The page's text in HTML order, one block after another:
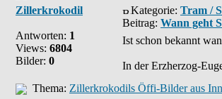
Zillerkrokodil
Antworten: 1
Views: 6804
Bilder: 0
Kategorie: Tram /
Beitrag: Wann geht
Ist schon bekannt
In der Erzherzog-
Thema: Zillerkrokodils Öffi-Bilder aus